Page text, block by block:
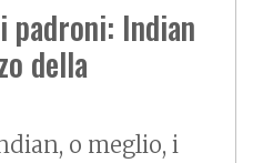
Adly
Aspes
Baotian
padroni: Indian
della
o meglio, i